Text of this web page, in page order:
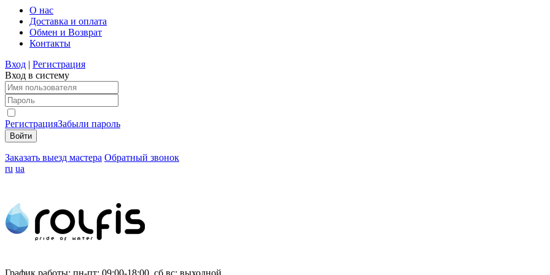
О нас
Доставка и оплата
Обмен и Возврат
Контакты
Вход | Регистрация
Вход в систему
РегистрацияЗабыли пароль
Заказать выезд мастера Обратный звонок
ru ua
График работы: пн-пт: 09:00-18:00, сб,вс: выходной